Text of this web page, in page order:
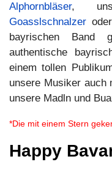
Alphornbläser,
Goasslschnalzer
bayrischen Band
authentische
einem tollen
unsere Musiker auch
unsere Madln und
*Die mit einem Stern
Happy